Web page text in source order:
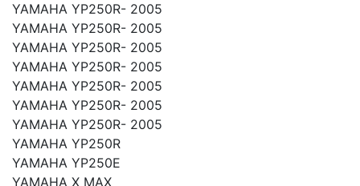
YAMAHA YP250R- 2005
YAMAHA YP250R- 2005
YAMAHA YP250R- 2005
YAMAHA YP250R- 2005
YAMAHA YP250R- 2005
YAMAHA YP250R- 2005
YAMAHA YP250R- 2005
YAMAHA YP250R
YAMAHA YP250E
YAMAHA X MAX